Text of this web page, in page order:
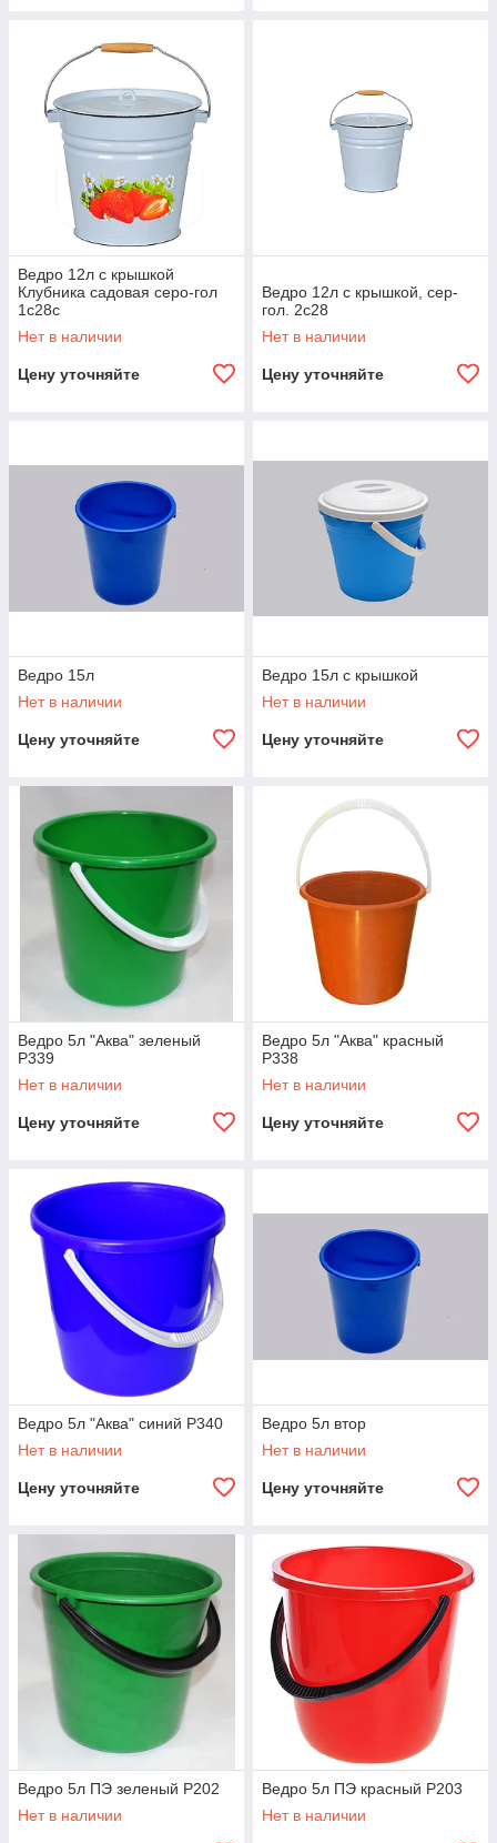
Ведро 12л с крышкой
Клубника садовая серо-гол
1с28с
Нет в наличии
Цену уточняйте
Ведро 12л с крышкой, сер-
гол. 2с28
Нет в наличии
Цену уточняйте
Ведро 15л
Нет в наличии
Цену уточняйте
Ведро 15л с крышкой
Нет в наличии
Цену уточняйте
Ведро 5л "Аква" зеленый
Р339
Нет в наличии
Цену уточняйте
Ведро 5л "Аква" красный
Р338
Нет в наличии
Цену уточняйте
Ведро 5л "Аква" синий Р340
Нет в наличии
Цену уточняйте
Ведро 5л втор
Нет в наличии
Цену уточняйте
Ведро 5л ПЭ зеленый Р202
Нет в наличии
Ведро 5л ПЭ красный Р203
Нет в наличии